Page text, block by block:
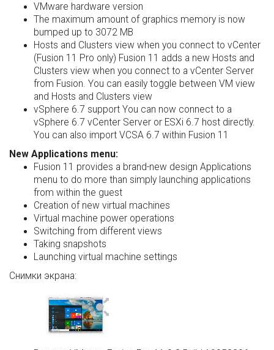
VMware hardware version
The maximum amount of graphics memory is now
bumped up to 3072 MB
Hosts and Clusters view when you connect to vCenter
(Fusion 11 Pro only) Fusion 11 adds a new Hosts and
Clusters view when you connect to a vCenter Server
from Fusion. You can easily toggle between VM view
and Hosts and Clusters view
vSphere 6.7 support You can now connect to a
vSphere 6.7 vCenter Server or ESXi 6.7 host directly.
You can also import VCSA 6.7 within Fusion 11
New Applications menu:
Fusion 11 provides a brand-new design Applications
menu to do more than simply launching applications
from within the guest
Creation of new virtual machines
Virtual machine power operations
Switching from different views
Taking snapshots
Launching virtual machine settings
Снимки экрана: